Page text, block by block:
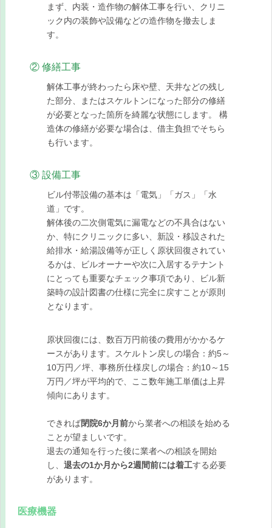
まず、内装・造作物の解体工事を行い、クリニ
ック内の装飾や設備などの造作物を撤去しま
す。
② 修繕工事
解体工事が終わったら床や壁、天井などの残し
た部分、またはスケルトンになった部分の修繕
が必要となった箇所を綺麗な状態にします。 構
造体の修繕が必要な場合は、借主負担でそちら
も行います。
③ 設備工事
ビル付帯設備の基本は「電気」「ガス」「水
道」です。
解体後の二次側電気に漏電などの不具合はない
か、特にクリニックに多い、新設・移設された
給排水・給湯設備等が正しく原状回復されてい
るかは、ビルオーナーや次に入居するテナント
にとっても重要なチェック事項であり、ビル新
築時の設計図書の仕様に完全に戻すことが原則
となります。
原状回復には、数百万円前後の費用がかかるケ
ースがあります。スケルトン戻しの場合：約5～
10万円／坪、事務所仕様戻しの場合：約10～15
万円／坪が平均的で、ここ数年施工単価は上昇
傾向にあります。
できれば閉院6か月前から業者への相談を始める
ことが望ましいです。
退去の通知を行った後に業者への相談を開始
し、 退去の1か月から2週間前には着工する必要
があります。
医療機器